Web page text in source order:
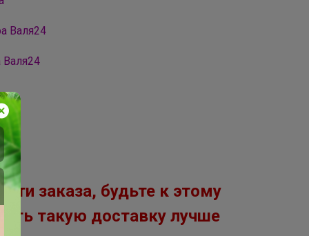
Валя24
Валя24
заказа, будьте к этому
такую доставку лучше